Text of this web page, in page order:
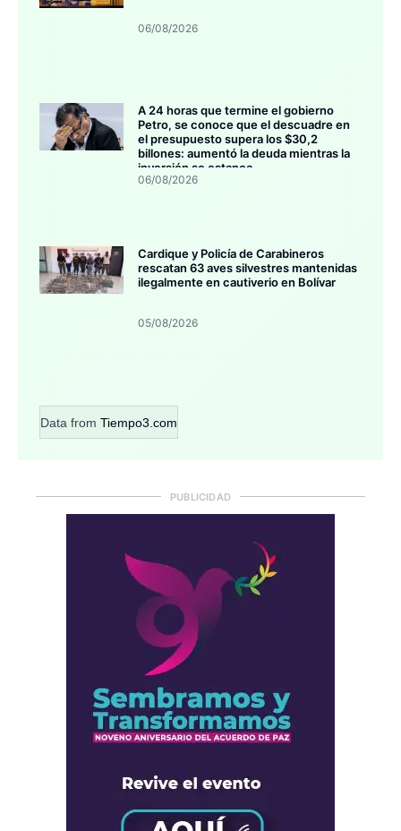
06/08/2026
A 24 horas que termine el gobierno
Petro, se conoce que el descuadre en
el presupuesto supera los $30,2
billones: aumentó la deuda mientras la
inversión se estanca
06/08/2026
Cardique y Policía de Carabineros
rescatan 63 aves silvestres mantenidas
ilegalmente en cautiverio en Bolívar
05/08/2026
Data from Tiempo3.com
PUBLICIDAD